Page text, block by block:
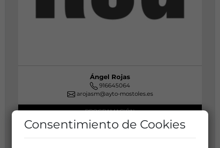
Ángel Rojas
916645064
arojasm@ayto-mostoles.es
PROGRAMACIÓN
Consentimiento de Cookies